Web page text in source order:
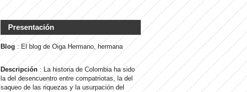
Presentación
Blog : El blog de Oiga Hermano, hermana
Descripción : La historia de Colombia ha sido
la del desencuentro entre compatriotas, la del
saqueo de las riquezas y la usurpación del